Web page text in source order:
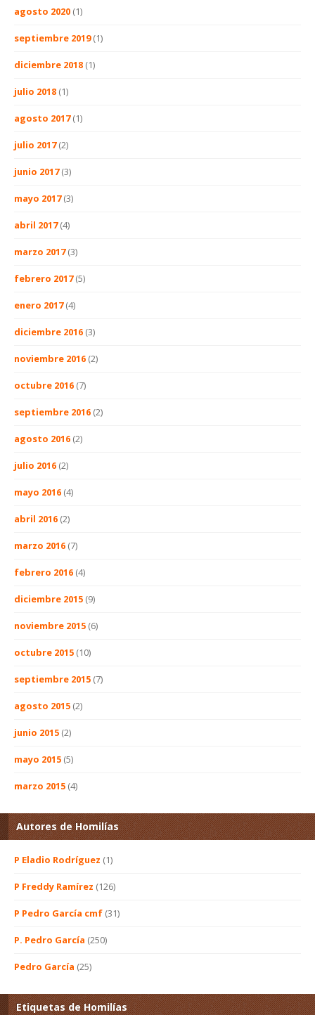
agosto 2020 (1)
septiembre 2019(1)
diciembre 2018 (1)
julio 2018 (1)
agosto 2017(1)
julio 2017(2)
junio 2017(3)
mayo 2017(3)
abril 2017(4)
marzo 2017(3)
febrero 2017(5)
enero 2017(4)
diciembre 2016 (3)
noviembre 2016 (2)
octubre 2016 (7)
septiembre 2016 (2)
agosto 2016 (2)
julio 2016 (2)
mayo 2016 (4)
abril 2016 (2)
marzo 2016 (7)
febrero 2016 (4)
diciembre 2015 (9)
noviembre 2015 (6)
octubre 2015 (10)
septiembre 2015 (7)
agosto 2015 (2)
junio 2015 (2)
mayo 2015 (5)
marzo 2015 (4)
Autores de Homilías
P Eladio Rodríguez (1)
P Freddy Ramírez (126)
P Pedro García cmf (31)
P. Pedro García (250)
Pedro García (25)
Etiquetas de Homilías